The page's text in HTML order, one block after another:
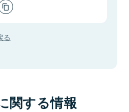
る
関する情報